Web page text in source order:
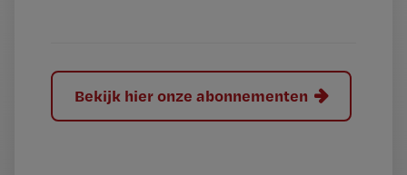
Bekijk hier onze abonnementen